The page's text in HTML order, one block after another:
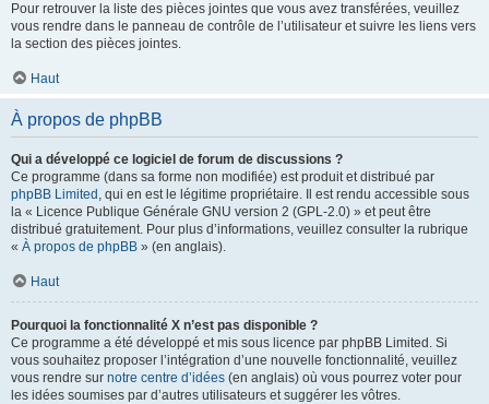
Pour retrouver la liste des pièces jointes que vous avez transférées, veuillez
vous rendre dans le panneau de contrôle de l’utilisateur et suivre les liens vers
la section des pièces jointes.
Haut
À propos de phpBB
Qui a développé ce logiciel de forum de discussions ?
Ce programme (dans sa forme non modifiée) est produit et distribué par
phpBB Limited , qui en est le légitime propriétaire. Il est rendu accessible sous
la « Licence Publique Générale GNU version 2 (GPL-2.0) » et peut être
distribué gratuitement. Pour plus d’informations, veuillez consulter la rubrique
« À propos de phpBB » (en anglais).
Haut
Pourquoi la fonctionnalité X n’est pas disponible ?
Ce programme a été développé et mis sous licence par phpBB Limited. Si
vous souhaitez proposer l’intégration d’une nouvelle fonctionnalité, veuillez
vous rendre sur notre centre d’idées (en anglais) où vous pourrez voter pour
les idées soumises par d’autres utilisateurs et suggérer les vôtres.